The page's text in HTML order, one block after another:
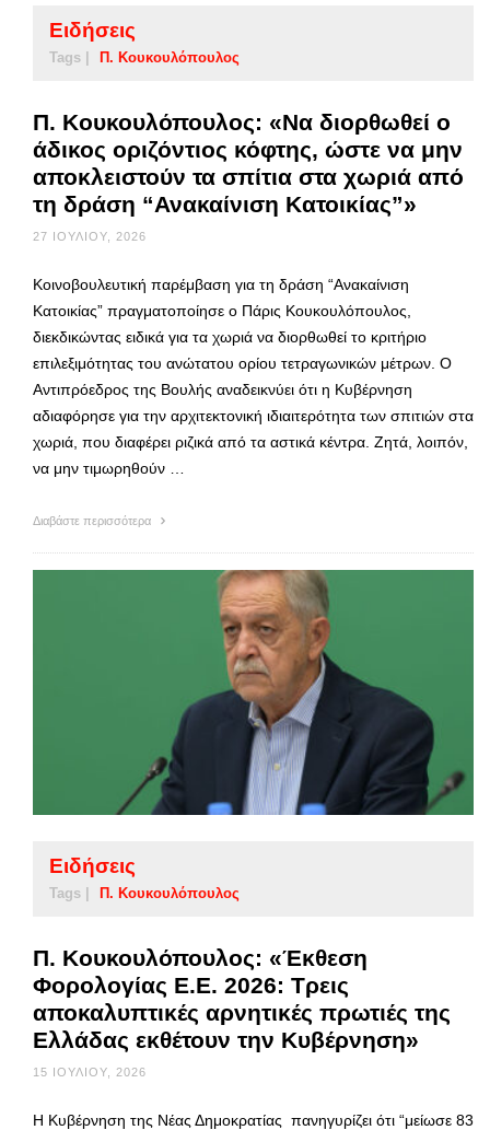
Ειδήσεις
Tags | Π. Κουκουλόπουλος
Π. Κουκουλόπουλος: «Να διορθωθεί ο
άδικος οριζόντιος κόφτης, ώστε να μην
αποκλειστούν τα σπίτια στα χωριά από
τη δράση “Ανακαίνιση Κατοικίας”»
27 ΙΟΥΛΊΟΥ, 2026
Κοινοβουλευτική παρέμβαση για τη δράση “Ανακαίνιση
Κατοικίας” πραγματοποίησε ο Πάρις Κουκουλόπουλος,
διεκδικώντας ειδικά για τα χωριά να διορθωθεί το κριτήριο
επιλεξιμότητας του ανώτατου ορίου τετραγωνικών μέτρων. Ο
Αντιπρόεδρος της Βουλής αναδεικνύει ότι η Κυβέρνηση
αδιαφόρησε για την αρχιτεκτονική ιδιαιτερότητα των σπιτιών στα
χωριά, που διαφέρει ριζικά από τα αστικά κέντρα. Ζητά, λοιπόν,
να μην τιμωρηθούν …
Διαβάστε περισσότερα
Ειδήσεις
Tags | Π. Κουκουλόπουλος
Π. Κουκουλόπουλος: «Έκθεση
Φορολογίας Ε.Ε. 2026: Τρεις
αποκαλυπτικές αρνητικές πρωτιές της
Ελλάδας εκθέτουν την Κυβέρνηση»
15 ΙΟΥΛΊΟΥ, 2026
Η Κυβέρνηση της Νέας Δημοκρατίας πανηγυρίζει ότι “μείωσε 83